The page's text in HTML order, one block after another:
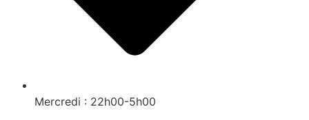
Mercredi : 22h00-5h00